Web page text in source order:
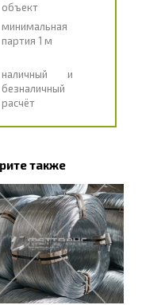
объект
минимальная
партия 1 м
наличный и
безналичный
расчёт
также